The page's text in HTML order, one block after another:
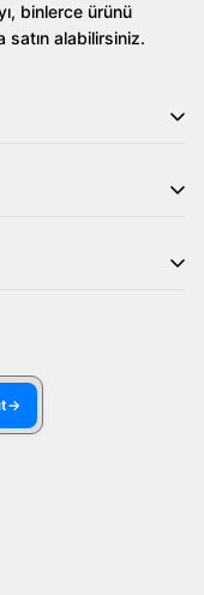
binlerce ürünü
satın alabilirsiniz.
→